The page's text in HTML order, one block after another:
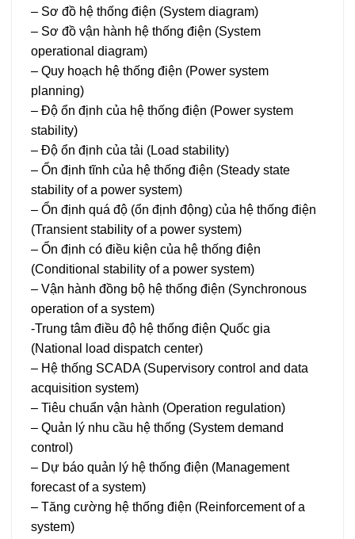
– Sơ đồ hệ thống điện (System diagram)
– Sơ đồ vận hành hệ thống điện (System
operational diagram)
– Quy hoạch hệ thống điện (Power system
planning)
– Độ ổn định của hệ thống điện (Power system
stability)
– Độ ổn định của tải (Load stability)
– Ổn định tĩnh của hệ thống điện (Steady state
stability of a power system)
– Ổn định quá độ (ổn định động) của hệ thống điện
(Transient stability of a power system)
– Ổn định có điều kiện của hệ thống điện
(Conditional stability of a power system)
– Vận hành đồng bộ hệ thống điện (Synchronous
operation of a system)
-Trung tâm điều độ hệ thống điện Quốc gia
(National load dispatch center)
– Hệ thống SCADA (Supervisory control and data
acquisition system)
– Tiêu chuẩn vận hành (Operation regulation)
– Quản lý nhu cầu hệ thống (System demand
control)
– Dự báo quản lý hệ thống điện (Management
forecast of a system)
– Tăng cường hệ thống điện (Reinforcement of a
system)